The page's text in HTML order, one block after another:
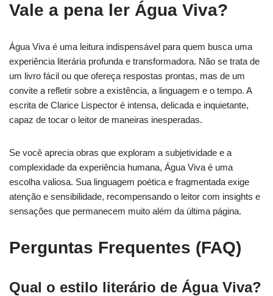
Vale a pena ler Água Viva?
Água Viva é uma leitura indispensável para quem busca uma
experiência literária profunda e transformadora. Não se trata de
um livro fácil ou que ofereça respostas prontas, mas de um
convite a refletir sobre a existência, a linguagem e o tempo. A
escrita de Clarice Lispector é intensa, delicada e inquietante,
capaz de tocar o leitor de maneiras inesperadas.
Se você aprecia obras que exploram a subjetividade e a
complexidade da experiência humana, Água Viva é uma
escolha valiosa. Sua linguagem poética e fragmentada exige
atenção e sensibilidade, recompensando o leitor com insights e
sensações que permanecem muito além da última página.
Perguntas Frequentes (FAQ)
Qual o estilo literário de Água Viva?